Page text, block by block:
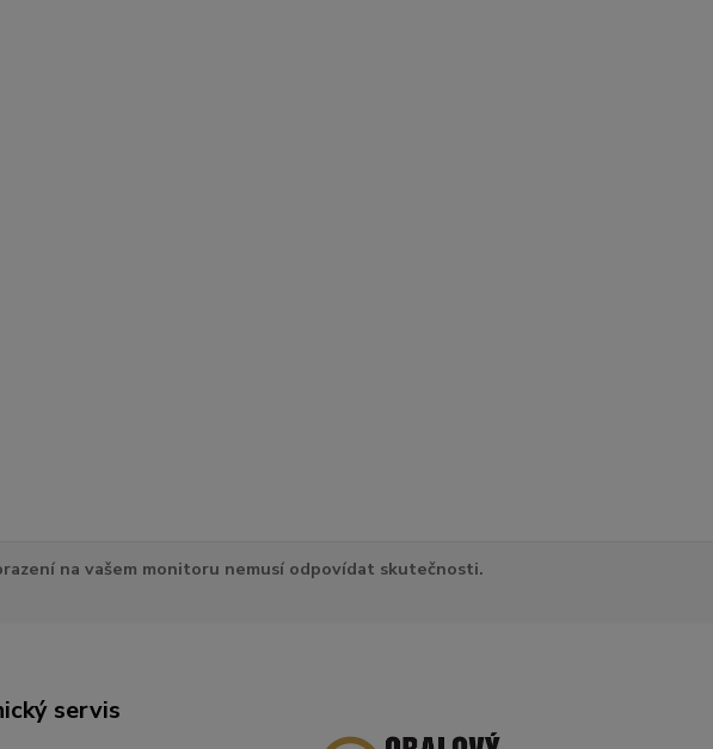
na vašem monitoru nemusí odpovídat skutečnosti.
servis